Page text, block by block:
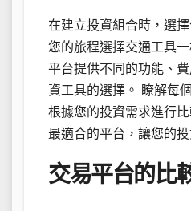
在建立投資組合時，選
您的旅程選擇交通工具
平台提供不同的功能、
資工具的選擇。 瞭解每
根據您的投資需求進行
最適合的平台，讓您的
交易平台的比